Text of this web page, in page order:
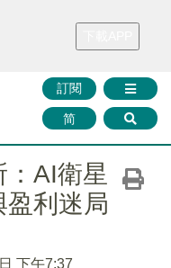
財華證券 媒體矩陣
訂閱
简
：AI衛星
利迷局
下午7:37